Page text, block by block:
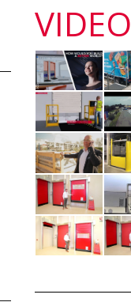
VIDEO